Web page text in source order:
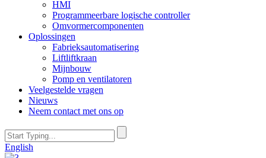
HMI
Programmeerbare logische controller
Omvormercomponenten
Oplossingen
Fabrieksautomatisering
Liftliftkraan
Mijnbouw
Pomp en ventilatoren
Veelgestelde vragen
Nieuws
Neem contact met ons op
English